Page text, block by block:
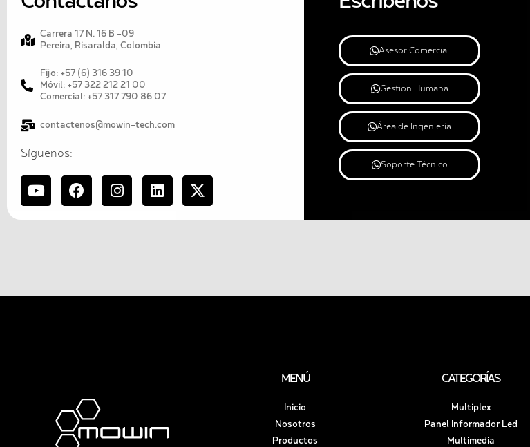
Carrera 17 N. 16 B -09
Pereira, Risaralda, Colombia
Fijo: +57 (6) 316 39 10
Móvil: +57 322 212 21 00
Comercial: +57 317 790 86 07
contactenos@mowin-tech.com
Síguenos:
Asesor Comercial
Gestión Humana
Área de Ingeniería
Soporte Técnico
MENÚ
Inicio
Nosotros
Productos
CATEGORÍAS
Multiplex
Panel Informador Led
Multimedia